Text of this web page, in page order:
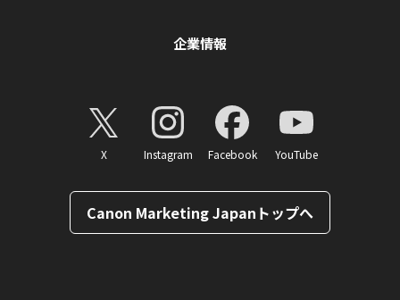
企業情報
X Instagram Facebook YouTube
Canon Marketing Japanトップへ